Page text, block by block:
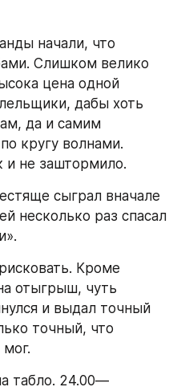
начали, что
Слишком велико
цена одной
дабы хоть
да и самим
кругу волнами.
не заштормило.
сыграл вначале
несколько раз спасал
Кроме
отыгрыш, чуть
и выдал точный
точный, что
мог.
табло. 24.00—